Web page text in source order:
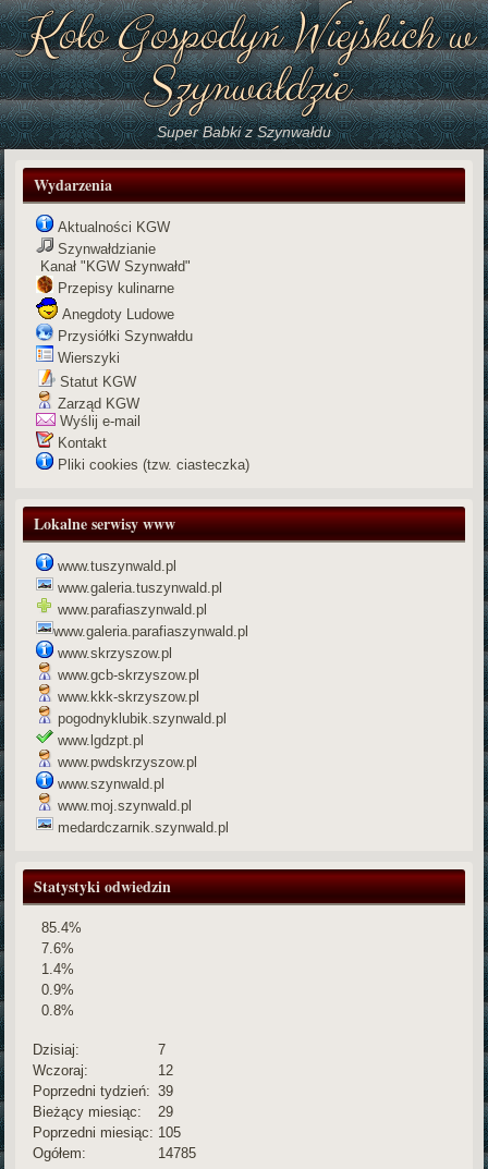
Koło Gospodyń Wiejskich w
Szynwałdzie
Super Babki z Szynwałdu
Wydarzenia
Aktualności KGW
Szynwałdzianie
Kanał "KGW Szynwałd"
Przepisy kulinarne
Anegdoty Ludowe
Przysiółki Szynwałdu
Wierszyki
Statut KGW
Zarząd KGW
Wyślij e-mail
Kontakt
Pliki cookies (tzw. ciasteczka)
Lokalne serwisy www
www.tuszynwald.pl
www.galeria.tuszynwald.pl
www.parafiaszynwald.pl
www.galeria.parafiaszynwald.pl
www.skrzyszow.pl
www.gcb-skrzyszow.pl
www.kkk-skrzyszow.pl
pogodnyklubik.szynwald.pl
www.lgdzpt.pl
www.pwdskrzyszow.pl
www.szynwald.pl
www.moj.szynwald.pl
medardczarnik.szynwald.pl
Statystyki odwiedzin
85.4%
7.6%
1.4%
0.9%
0.8%
Dzisiaj:
7
Wczoraj:
12
Poprzedni tydzień: 39
Bieżący miesiąc:
29
Poprzedni miesiąc: 105
Ogółem:
14785